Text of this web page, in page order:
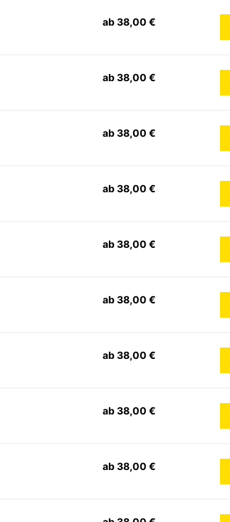
ab 38,00 €
ab 38,00 €
ab 38,00 €
ab 38,00 €
ab 38,00 €
ab 38,00 €
ab 38,00 €
ab 38,00 €
ab 38,00 €